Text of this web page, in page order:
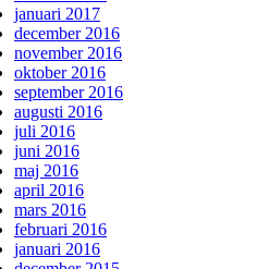
januari 2017
december 2016
november 2016
oktober 2016
september 2016
augusti 2016
juli 2016
juni 2016
maj 2016
april 2016
mars 2016
februari 2016
januari 2016